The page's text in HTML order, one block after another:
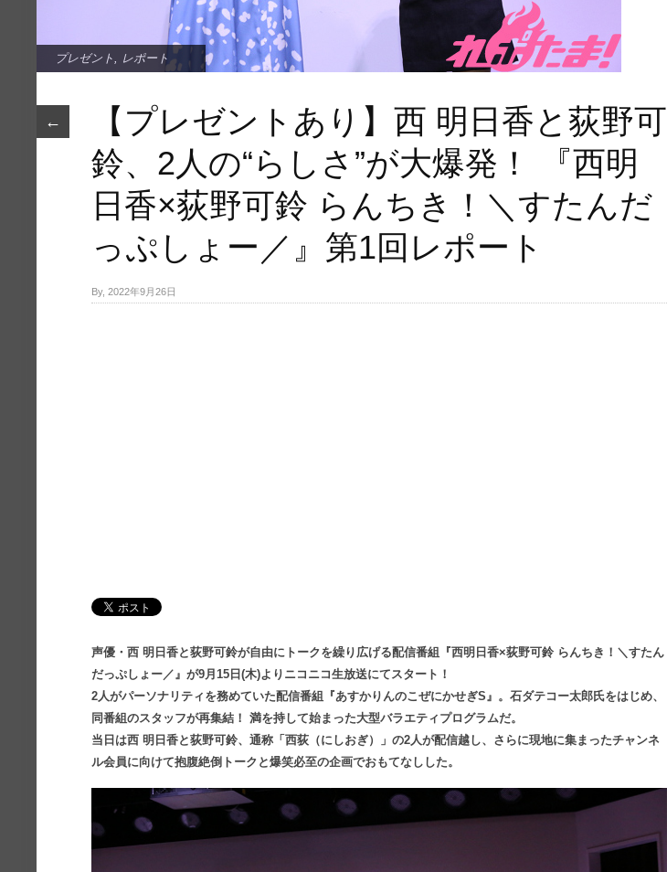
プレゼント, レポート
←
【プレゼントあり】西 明日香と荻野可
鈴、2人の“らしさ”が大爆発！ 『西明
日香×荻野可鈴 らんちき！＼すたんだ
っぷしょー／』第1回レポート
By, 2022年9月26日
声優・西 明日香と荻野可鈴が自由にトークを繰り広げる配信番組『西明日香×荻野可鈴 らんちき！＼すたん
だっぷしょー／』が9月15日(木)よりニコニコ生放送にてスタート！
2人がパーソナリティを務めていた配信番組『あすかりんのこぜにかせぎS』。石ダテコー太郎氏をはじめ、
同番組のスタッフが再集結！ 満を持して始まった大型バラエティプログラムだ。
当日は西 明日香と荻野可鈴、通称「西荻（にしおぎ）」の2人が配信越し、さらに現地に集まったチャンネ
ル会員に向けて抱腹絶倒トークと爆笑必至の企画でおもてなしした。